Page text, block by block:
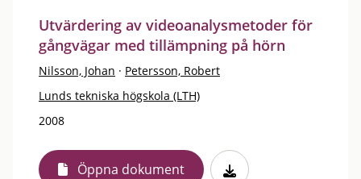
Utvärdering av videoanalysmetoder för
gångvägar med tillämpning på hörn
Nilsson, Johan · Petersson, Robert
Lunds tekniska högskola (LTH)
2008
Öppna dokument